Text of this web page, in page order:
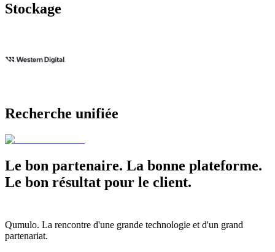
Stockage
Recherche unifiée
Le bon partenaire. La bonne plateforme.
Le bon résultat pour le client.
Qumulo. La rencontre d'une grande technologie et d'un grand
partenariat.